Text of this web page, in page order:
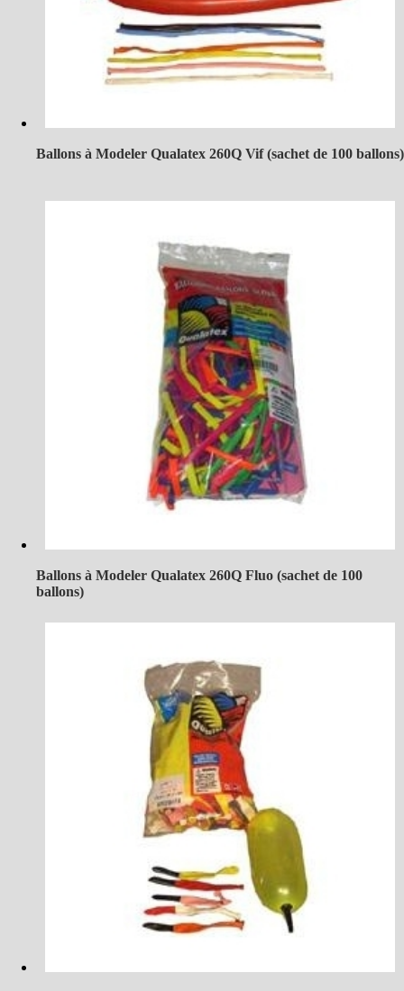
Ballons à Modeler Qualatex 260Q Vif (sachet de 100 ballons)
Ballons à Modeler Qualatex 260Q Fluo (sachet de 100
ballons)